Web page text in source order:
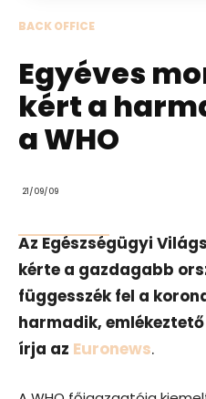
BACK OFFICE
Egyéves
kért a
a WHO
21/09/09
Az Egészségügyi
kérte a gazdagabb
függesszék fel a
harmadik,
írja az Euronews.